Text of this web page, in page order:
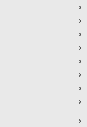
›
›
›
›
›
›
›
›
›